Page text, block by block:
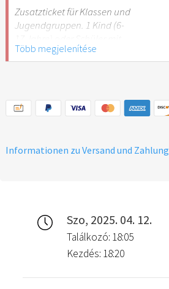
Stuttgart nicht
empfehlenswert.
Zusatzticket für Klassen und
Jugendgruppen. 1 Kind (6-
Schülerausweis.
Stuttgart nicht
empfehlenswert.
Több megjelenítése
Informationen zu Versand und Zahlung
Szo, 2025. 04. 12.
Találkozó: 18:05
Kezdés: 18:20